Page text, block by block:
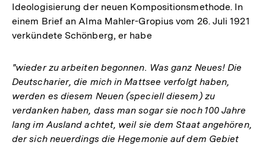
Ideologisierung der neuen Kompositionsmethode. In
einem Brief an Alma Mahler-Gropius vom 26. Juli 1921
verkündete Schönberg, er habe
"wieder zu arbeiten begonnen. Was ganz Neues! Die
Deutscharier, die mich in Mattsee verfolgt haben,
werden es diesem Neuen (speciell diesem) zu
verdanken haben, dass man sogar sie noch 100 Jahre
lang im Ausland achtet, weil sie dem Staat angehören,
der sich neuerdings die Hegemonie auf dem Gebiet